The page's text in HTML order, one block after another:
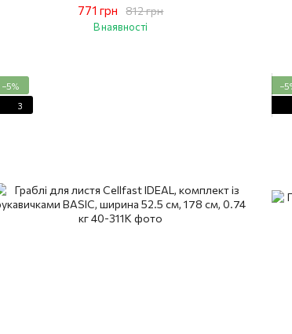
812 грн
771 грн
В наявності
−5%
3